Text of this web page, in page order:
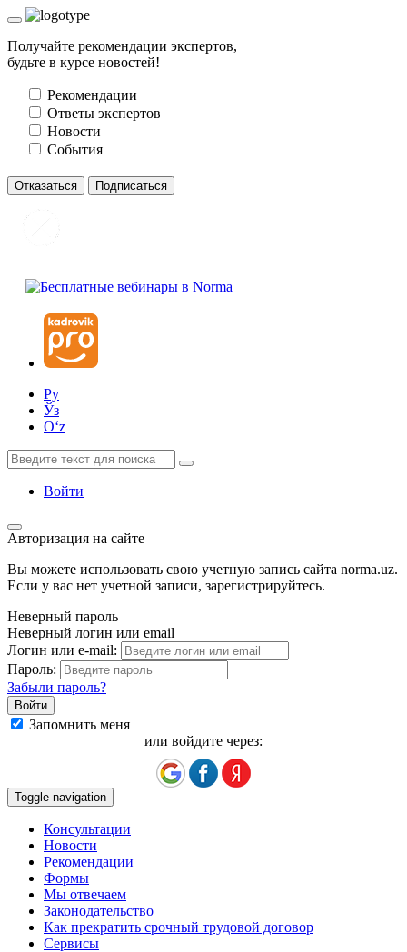
Получайте рекомендации экспертов,
будьте в курсе новостей!
Рекомендации
Ответы экспертов
Новости
События
Отказаться Подписаться
Ру
Ўз
Oʻz
Войти
Авторизация на сайте
Вы можете использовать свою учетную запись сайта norma.uz.
Если у вас нет учетной записи, зарегистрируйтесь.
Неверный пароль
Неверный логин или email
Логин или e-mail:
Пароль:
Забыли пароль?
Запомнить меня
или войдите через:
Toggle navigation
Консультации
Новости
Рекомендации
Формы
Мы отвечаем
Законодательство
Как прекратить срочный трудовой договор
Сервисы